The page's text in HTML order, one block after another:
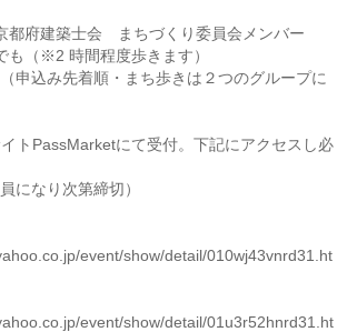
都府建築士会 まちづくり委員会メンバー
（※2 時間程度歩きます）
込み先着順・まち歩きは２つのグループに
トPassMarketにて受付。下記にアクセスし必
になり次第締切）
event/show/detail/010wj43vnrd31.ht
event/show/detail/01u3r52hnrd31.ht